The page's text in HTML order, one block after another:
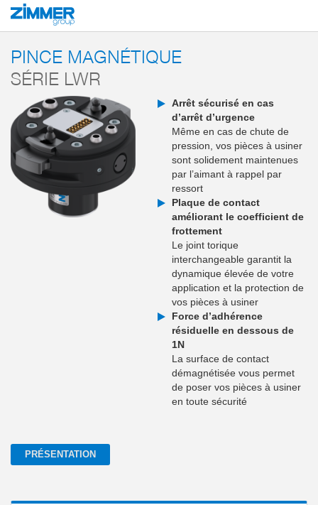
Démarrage Produits
PINCE MAGNÉTIQUE
SÉRIE LWR
Arrêt sécurisé en cas
d’arrêt d’urgence
Même en cas de chute de
pression, vos pièces à usiner
sont solidement maintenues
par l’aimant à rappel par
ressort
Plaque de contact
améliorant le coefficient de
frottement
Le joint torique
interchangeable garantit la
dynamique élevée de votre
application et la protection de
vos pièces à usiner
Force d’adhérence
résiduelle en dessous de
1N
La surface de contact
démagnétisée vous permet
de poser vos pièces à usiner
en toute sécurité
PRÉSENTATION